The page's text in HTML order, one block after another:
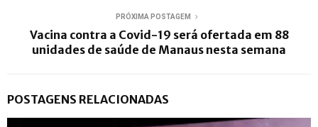
PRÓXIMA POSTAGEM
Vacina contra a Covid-19 será ofertada em 88
unidades de saúde de Manaus nesta semana
POSTAGENS RELACIONADAS